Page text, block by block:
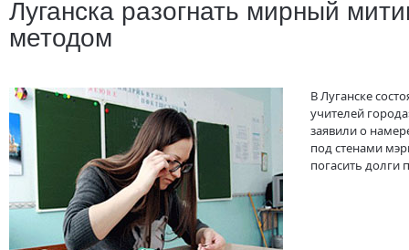
Луганска разогнать мирный
методом
В Луганске
учителей
заявили о
под стенами
погасить долги